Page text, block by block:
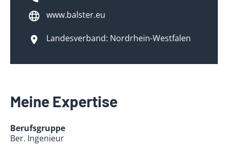
www.balster.eu
Landesverband: Nordrhein-Westfalen
Meine Expertise
Berufsgruppe
Ber. Ingenieur